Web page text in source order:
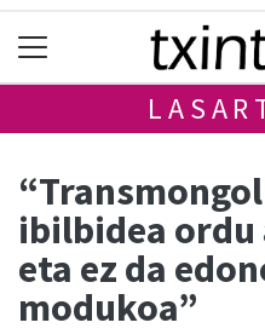
ibilbidea ordu
eta ez da
modukoa”